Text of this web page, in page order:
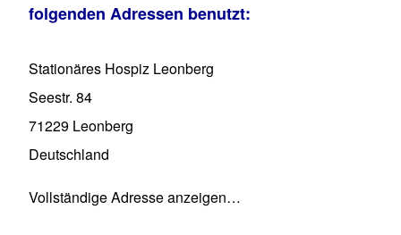
folgenden Adressen benutzt:
Stationäres Hospiz Leonberg
Seestr. 84
71229 Leonberg
Deutschland
Vollständige Adresse anzeigen…